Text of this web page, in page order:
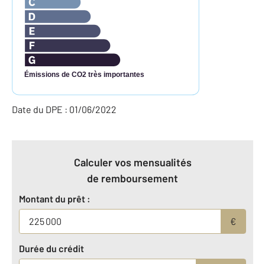
Émissions de CO2 très importantes
Date du DPE : 01/06/2022
Calculer vos mensualités
de remboursement
Montant du prêt :
€
Durée du crédit